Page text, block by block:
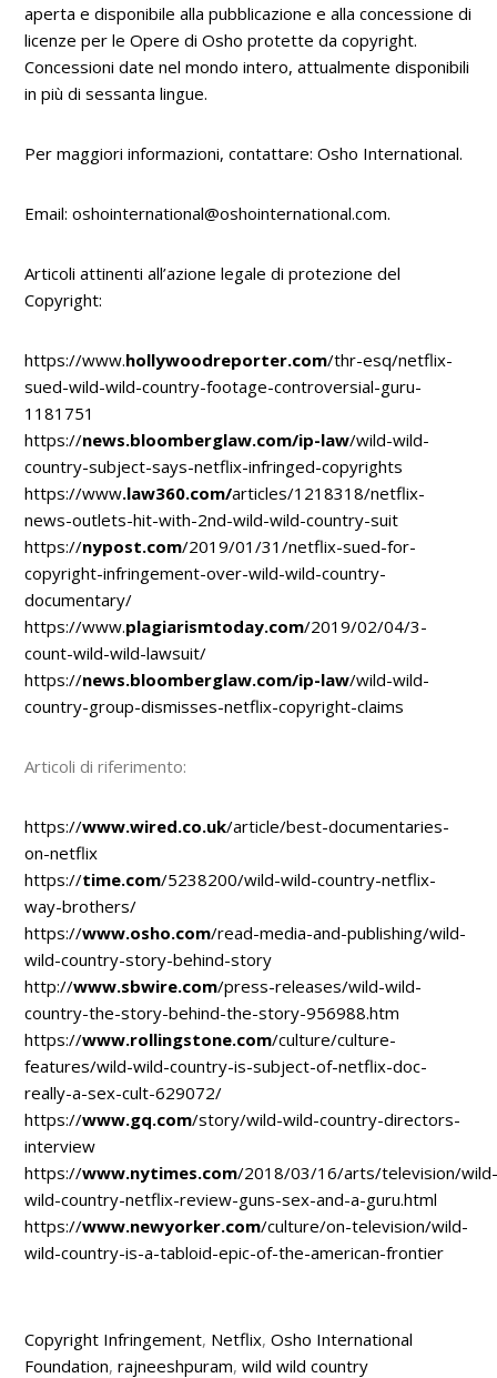
aperta e disponibile alla pubblicazione e alla concessione di
licenze per le Opere di Osho protette da copyright.
Concessioni date nel mondo intero, attualmente disponibili
in più di sessanta lingue.
Per maggiori informazioni, contattare: Osho International.
Email:oshointernational@oshointernational.com.
Articoli attinenti all’azione legale di protezione del
Copyright:
https://www.hollywoodreporter.com/thr-esq/netflix-
sued-wild-wild-country-footage-controversial-guru-
1181751
https://news.bloomberglaw.com/ip-law/wild-wild-
country-subject-says-netflix-infringed-copyrights
https://www.law360.com/articles/1218318/netflix-
news-outlets-hit-with-2nd-wild-wild-country-suit
https://nypost.com/2019/01/31/netflix-sued-for-
copyright-infringement-over-wild-wild-country-
documentary/
https://www.plagiarismtoday.com/2019/02/04/3-
count-wild-wild-lawsuit/
https://news.bloomberglaw.com/ip-law/wild-wild-
country-group-dismisses-netflix-copyright-claims
Articoli di riferimento:
https://www.wired.co.uk/article/best-documentaries-
on-netflix
https://time.com/5238200/wild-wild-country-netflix-
way-brothers/
https://www.osho.com/read-media-and-publishing/wild-
wild-country-story-behind-story
http://www.sbwire.com/press-releases/wild-wild-
country-the-story-behind-the-story-956988.htm
https://www.rollingstone.com/culture/culture-
features/wild-wild-country-is-subject-of-netflix-doc-
really-a-sex-cult-629072/
https://www.gq.com/story/wild-wild-country-directors-
interview
https://www.nytimes.com/2018/03/16/arts/television/
wild-country-netflix-review-guns-sex-and-a-guru.html
https://www.newyorker.com/culture/on-television/wild-
wild-country-is-a-tabloid-epic-of-the-american-frontier
Copyright Infringement, Netflix,Osho International
Foundation,rajneeshpuram,wild wild country